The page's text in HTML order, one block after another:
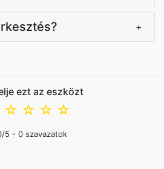
+
ezt az eszközt
☆
☆
☆
☆
/5 - 0 szavazatok